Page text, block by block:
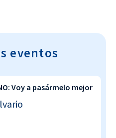
eventos
Voy a pasármelo mejor